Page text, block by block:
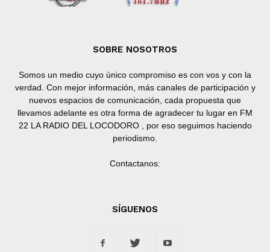
SOBRE NOSOTROS
Somos un medio cuyo único compromiso es con vos y con la
verdad. Con mejor información, más canales de participación y
nuevos espacios de comunicación, cada propuesta que
llevamos adelante es otra forma de agradecer tu lugar en FM
22 LA RADIO DEL LOCODORO , por eso seguimos haciendo
periodismo.
Contactanos:
SÍGUENOS